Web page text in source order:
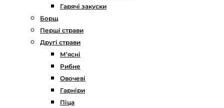
Гарячі закуски
Борщ
Перші страви
Другі страви
М’ясні
Рибне
Овочеві
Гарніри
Піца